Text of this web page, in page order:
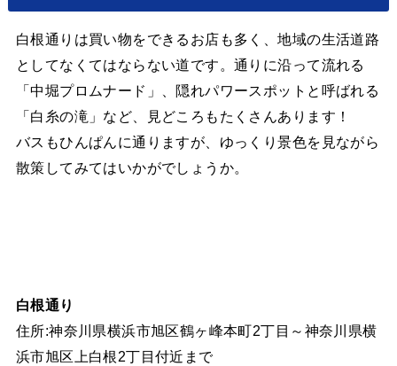
白根通りは買い物をできるお店も多く、地域の生活道路
としてなくてはならない道です。通りに沿って流れる
「中堀プロムナード」、隠れパワースポットと呼ばれる
「白糸の滝」など、見どころもたくさんあります！
バスもひんぱんに通りますが、ゆっくり景色を見ながら
散策してみてはいかがでしょうか。
白根通り
住所:神奈川県横浜市旭区鶴ヶ峰本町2丁目～神奈川県横
浜市旭区上白根2丁目付近まで